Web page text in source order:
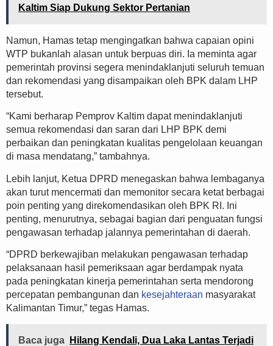
Kaltim Siap Dukung Sektor Pertanian
Namun, Hamas tetap mengingatkan bahwa capaian opini
WTP bukanlah alasan untuk berpuas diri. Ia meminta agar
pemerintah provinsi segera menindaklanjuti seluruh temuan
dan rekomendasi yang disampaikan oleh BPK dalam LHP
tersebut.
“Kami berharap Pemprov Kaltim dapat menindaklanjuti
semua rekomendasi dan saran dari LHP BPK demi
perbaikan dan peningkatan kualitas pengelolaan keuangan
di masa mendatang,” tambahnya.
Lebih lanjut, Ketua DPRD menegaskan bahwa lembaganya
akan turut mencermati dan memonitor secara ketat berbagai
poin penting yang direkomendasikan oleh BPK RI. Ini
penting, menurutnya, sebagai bagian dari penguatan fungsi
pengawasan terhadap jalannya pemerintahan di daerah.
“DPRD berkewajiban melakukan pengawasan terhadap
pelaksanaan hasil pemeriksaan agar berdampak nyata
pada peningkatan kinerja pemerintahan serta mendorong
percepatan pembangunan dan kesejahteraan masyarakat
Kalimantan Timur,” tegas Hamas.
Baca juga
Hilang Kendali, Dua Laka Lantas Terjadi